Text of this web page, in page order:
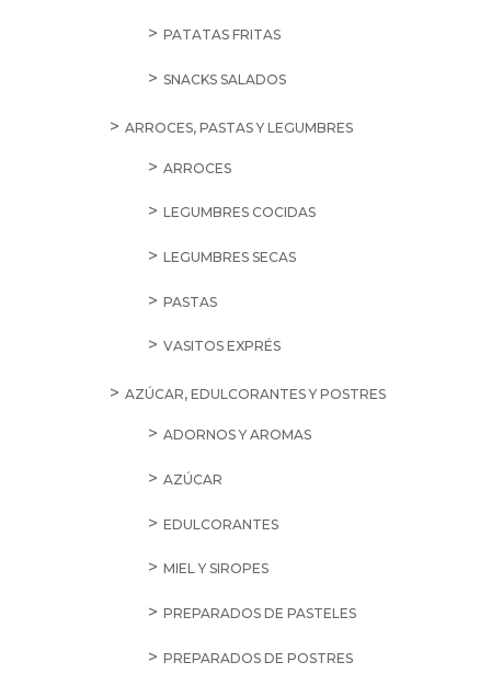
PATATAS FRITAS
SNACKS SALADOS
ARROCES, PASTAS Y LEGUMBRES
ARROCES
LEGUMBRES COCIDAS
LEGUMBRES SECAS
PASTAS
VASITOS EXPRÉS
AZÚCAR, EDULCORANTES Y POSTRES
ADORNOS Y AROMAS
AZÚCAR
EDULCORANTES
MIEL Y SIROPES
PREPARADOS DE PASTELES
PREPARADOS DE POSTRES